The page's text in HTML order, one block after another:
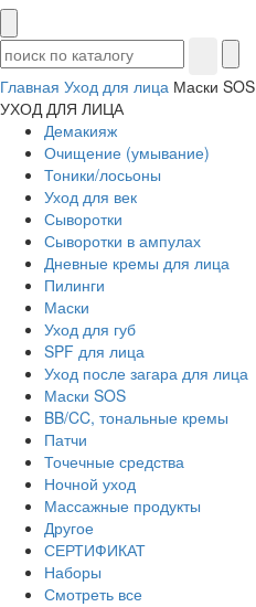
Главная Уход для лица Маски SOS
УХОД ДЛЯ ЛИЦА
Демакияж
Очищение (умывание)
Тоники/лосьоны
Уход для век
Сыворотки
Сыворотки в ампулах
Дневные кремы для лица
Пилинги
Маски
Уход для губ
SPF для лица
Уход после загара для лица
Маски SOS
BB/CC, тональные кремы
Патчи
Точечные средства
Ночной уход
Массажные продукты
Другое
СЕРТИФИКАТ
Наборы
Смотреть все